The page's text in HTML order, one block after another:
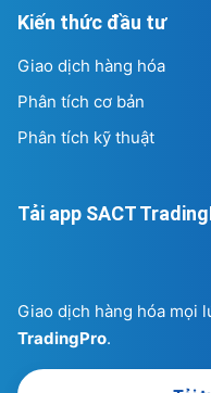
Kiến thức đầu tư
Giao dịch hàng hóa
Phân tích cơ bản
Phân tích kỹ thuật
Tải app SACT
Giao dịch hàng hóa mọi
TradingPro.